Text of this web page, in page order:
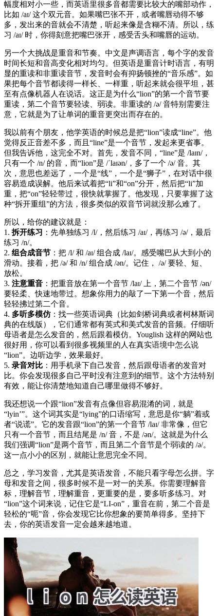
幅度相对小一些，而英语里很多音都需要比较大的嘴部动作，
比如 /aɪ/ 这个双元音。如果嘴巴张不开，或者嘴唇动得不够
多，发出来的音就会不清楚，听起来像是含糊不清。所以，练
习 /aɪ/ 时，你得刻意把嘴巴张开，感受舌头和嘴唇的运动。
另一个大挑战是重音和节奏。中文是声调语言，每个字的发音
时间长短和音高变化相对均匀。但英语是重音计时语言，有明
显的重读和非重读音节，发音时会有抑扬顿挫的“音乐感”。如
果把每个音节都读得一样长、一样重，听起来就会很平坦，甚
至有点像机器人在说话。这正是为什么“lion”的第一个音节要
重读，第二个音节要轻读、弱读。非重读的 /ə/ 音特别需要注
意，它就是为了让单词的重音更突出而存在的。
我以前有个朋友，他学英语的时候总是把“lion”读成“line”。他
觉得反正音差不多，而且“line”是一个音节，发起来更省事。
但我告诉他，这完全不对。首先，发音不同，“line”是 /laɪn/，
只有一个 /n/ 的音，而“lion”是 /ˈlaɪən/，多了一个 /ə/ 音。其
次，意思也差远了，一个是“线”，一个是“狮子”，在对话中很
容易造成误解。他后来试着把“li”和“on”分开，然后把“li”加
重，把“on”轻轻带过，很快就掌握了。他发现，只要掌握了这
种“拆开重组”的方法，很多类似的双音节词就没那么难了。
所以，给你的建议就是：
1. 拆开练习 ：先单独练习 /l/，然后练习 /aɪ/，再练习 /ə/，最后
练习 /n/。
2. 组合成音节 ：把 /l/ 和 /aɪ/ 组合成 /laɪ/。感受嘴巴从大到小的
滑动。接着，把 /ə/ 和 /n/ 组合成 /ən/。记住， /ə/ 要轻、短、
放松。
3. 注意重音 ：把重音放在第一个音节 /laɪ/ 上，第二个音节 /ən/
要轻柔、快速地带过。想象你用力的敲了一下第一个音，然后
轻轻拂过第二个音。
4. 多听多模仿：找一些英语词典（比如剑桥词典或者柯林斯词
典的在线版），它们通常都有英式和美式发音的音频。仔细听
母语者是怎么发音的，然后跟着模仿。Youglish 这样的网站也
很好用，你可以看到很多视频里的人在真实语境中怎么说
“lion”。边听边学，效果最好。
5. 录音对比 ：用手机录下自己发音，然后跟母语者的发音对
比。你会发现很多自己平时没有注意到的细节。这个方法特别
有效，能让你清楚地知道自己哪里做得不够好。
我还想说一个跟“lion”发音有点像但容易混淆的词，就是
“lyin’”。这个词其实是“lying”的口语缩写，意思是你“躺”着或
者“说谎”。它的发音跟“lion”的第一个音节 /laɪ/ 非常像，但它
只有一个音节，而且结尾是 /n/ 音，不是 /ən/。这就是为什么
我们强调“lion”是两个音节，而且第二个音节是个弱读的 /ə/。
这一点小小的区别，就能让意思完全不同。
总之，学习发音，尤其是英语发音，不能只看字母怎么拼。字
母和发音之间，很多时候不是一对一的关系。你需要理解音
标，理解音节，理解重音，更重要的是，要多听多练习。对
“lion”这个词来说，记住它是“LI-on”，重音在前，第二个音是
轻松的“呃”音，你会发现它比你想象的要简单得多。坚持下
去，你的英语发音一定会越来越地道。